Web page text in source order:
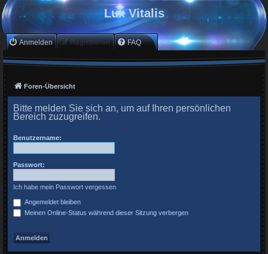
Lux Vitalis
Anmelden Registrieren FAQ
Foren-Übersicht
Bitte melden Sie sich an, um auf Ihren persönlichen
Bereich zuzugreifen.
Benutzername:
Passwort:
Ich habe mein Passwort vergessen
Angemeldet bleiben
Meinen Online-Status während dieser Sitzung verbergen